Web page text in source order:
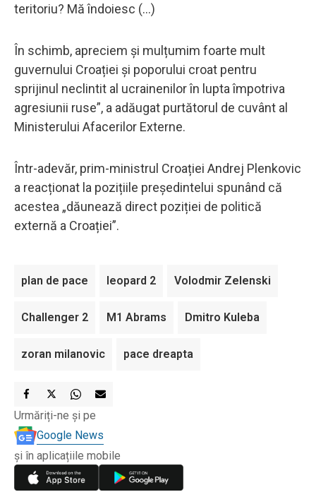
teritoriu? Mă îndoiesc (...)
În schimb, apreciem și mulțumim foarte mult
guvernului Croației și poporului croat pentru
sprijinul neclintit al ucrainenilor în lupta împotriva
agresiunii ruse”, a adăugat purtătorul de cuvânt al
Ministerului Afacerilor Externe.
Într-adevăr, prim-ministrul Croației Andrej Plenkovic
a reacționat la pozițiile președintelui spunând că
acestea „dăunează direct poziției de politică
externă a Croației”.
plan de pace leopard 2 Volodmir Zelenski
Challenger 2 M1 Abrams Dmitro Kuleba
zoran milanovic pace dreapta
Urmăriți-ne și pe
Google News
și în aplicațiile mobile